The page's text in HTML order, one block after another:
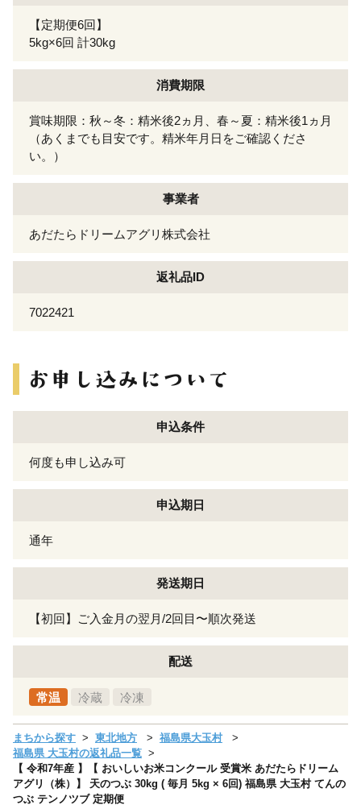
【定期便6回】
5kg×6回 計30kg
消費期限
賞味期限：秋～冬：精米後2ヵ月、春～夏：精米後1ヵ月
（あくまでも目安です。精米年月日をご確認くださ
い。）
事業者
あだたらドリームアグリ株式会社
返礼品ID
7022421
申込条件
何度も申し込み可
申込期日
通年
発送期日
【初回】ご入金月の翌月/2回目〜順次発送
配送
常温 冷蔵 冷凍
まちから探す 東北地方
福島県大玉村
福島県 大玉村の返礼品一覧
【 令和7年産 】【 おいしいお米コンクール 受賞米 あだたらドリーム
アグリ（株）】 天のつぶ 30kg ( 毎月 5kg × 6回) 福島県 大玉村 てんの
つぶ テンノツブ 定期便